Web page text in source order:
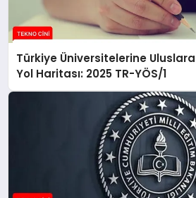
Türkiye Üniversitelerine
Yol Haritası: 2025 TR-YÖS/1